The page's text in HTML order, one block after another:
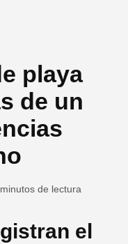
playa
de un
de lectura
el